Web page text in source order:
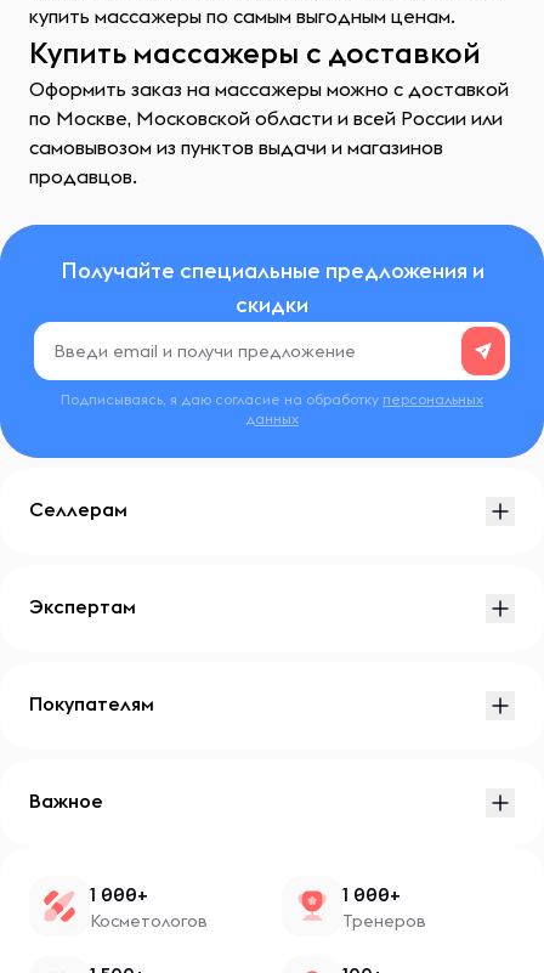
купить массажеры по самым выгодным ценам.
Купить массажеры с доставкой
Оформить заказ на массажеры можно с доставкой
по Москве, Московской области и всей России или
самовывозом из пунктов выдачи и магазинов
продавцов.
Получайте специальные предложения и
скидки
Подписываясь, я даю согласие на обработку персональных
данных
Селлерам
Экспертам
Покупателям
Важное
1 000+
Косметологов
1 000+
Тренеров